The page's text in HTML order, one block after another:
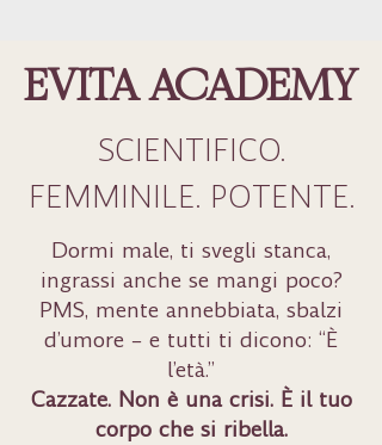
EVITA ACADEMY
SCIENTIFICO.
FEMMINILE. POTENTE.
Dormi male, ti svegli stanca,
ingrassi anche se mangi poco?
PMS, mente annebbiata, sbalzi
d’umore – e tutti ti dicono: “È
l’età.”
Cazzate. Non è una crisi. È il tuo
corpo che si ribella.